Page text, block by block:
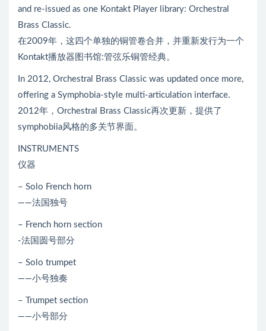
and re-issued as one Kontakt Player library: Orchestral
Brass Classic.
在2009年，这四个单独的铜管卷合并，并重新发行为一个
Kontakt播放器图书馆:管弦乐铜管经典。
In 2012, Orchestral Brass Classic was updated once more,
offering a Symphobia-style multi-articulation interface.
2012年，Orchestral Brass Classic再次更新，提供了
symphobiia风格的多关节界面。
INSTRUMENTS
仪器
– Solo French horn
——法国独号
– French horn section
-法国圆号部分
– Solo trumpet
——小号独奏
– Trumpet section
——小号部分